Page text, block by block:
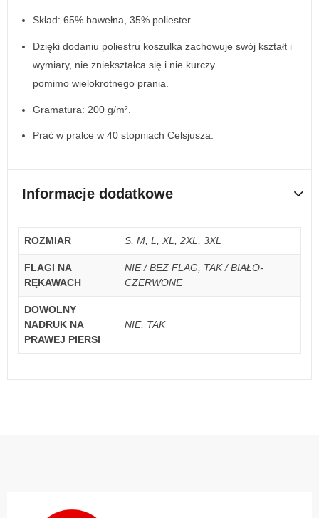
Skład: 65% bawełna, 35% poliester.
Dzięki dodaniu poliestru koszulka zachowuje swój kształt i
wymiary, nie zniekształca się i nie kurczy
pomimo wielokrotnego prania.
Gramatura: 200 g/m².
Prać w pralce w 40 stopniach Celsjusza.
Informacje dodatkowe
ROZMIAR S, M, L, XL, 2XL, 3XL
FLAGI NA
RĘKAWACH
NIE / BEZ FLAG, TAK / BIAŁO-
CZERWONE
DOWOLNY
NADRUK NA
PRAWEJ PIERSI
NIE, TAK